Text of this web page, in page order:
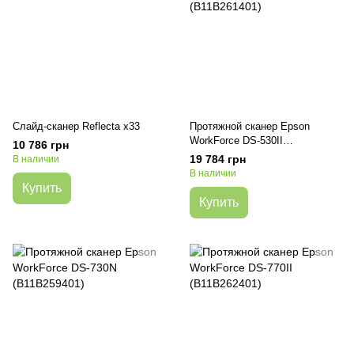
Слайд-сканер Reflecta x33
10 786 грн
В наличии
Купить
Протяжной сканер Epson
WorkForce DS-530II
(B11B261401)
19 784 грн
В наличии
Купить